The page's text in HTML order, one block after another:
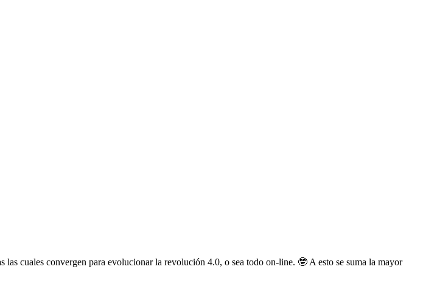
cuales convergen para evolucionar la revolución 4.0, o sea todo on-line. 🤓 A esto se suma la mayor